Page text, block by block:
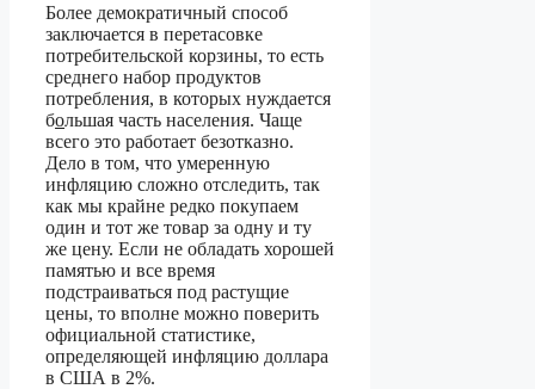
Более демократичный способ
заключается в перетасовке
потребительской корзины, то есть
среднего набор продуктов
потребления, в которых нуждается
большая часть населения. Чаще
всего это работает безотказно.
Дело в том, что умеренную
инфляцию сложно отследить, так
как мы крайне редко покупаем
один и тот же товар за одну и ту
же цену. Если не обладать хорошей
памятью и все время
подстраиваться под растущие
цены, то вполне можно поверить
официальной статистике,
определяющей инфляцию доллара
в США в 2%.